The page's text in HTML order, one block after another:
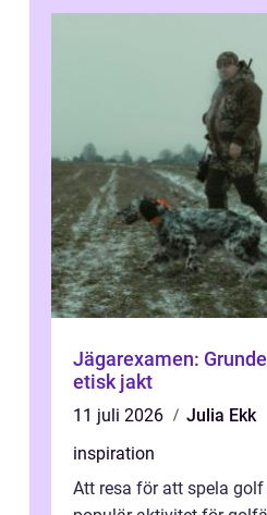
Jägarexamen:
etisk jakt
11 juli 2026
Julia Ekk
inspiration
Att resa för att spela